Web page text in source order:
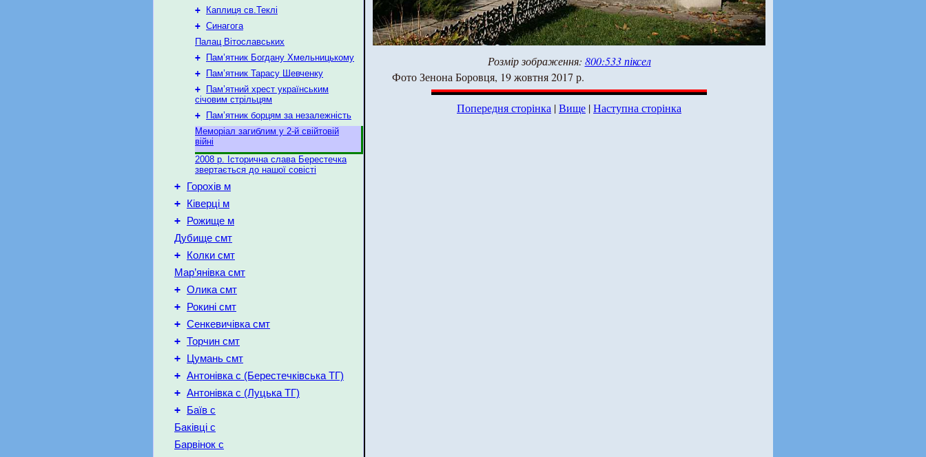
+
Каплиця св.Теклі
+ Синагога
Палац Вітославських
+
Пам’ятник Богдану Хмельницькому
+
Пам’ятник Тарасу Шевченку
+
Пам’ятний хрест українським
січовим стрільцям
+
Пам’ятник борцям за незалежність
Меморіал загиблим у 2-й свійтовій
війні
2008 р. Історична слава Берестечка
звертається до нашої совісті
+ Горохів м
+ Ківерці м
+
Рожище м
Дубище смт
+
Колки смт
Мар’янівка смт
+ Олика смт
+ Рокині смт
+ Сенкевичівка смт
+ Торчин смт
+ Цумань смт
+ Антонівка с (Берестечківська ТГ)
+ Антонівка с (Луцька ТГ)
+
Баїв с
Баківці с
Барвінок с
Розмір зображення: 800:533 піксел
Фото Зенона Боровця, 19 жовтня 2017 р.
Попередня сторінка |Вище |Наступна сторінка